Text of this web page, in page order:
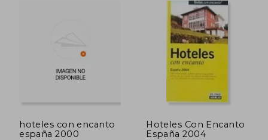
hoteles con encanto
españa 2000
Hoteles Con Encanto
España 2004